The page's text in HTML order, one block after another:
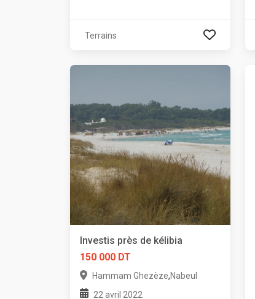
Terrains
Investis près de kélibia
150 000 DT
Hammam Ghezèze,Nabeul
22 avril 2022